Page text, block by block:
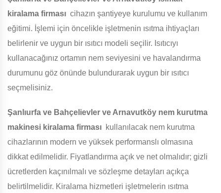
kiralama firması cihazın şantiyeye kurulumu ve kullanım
eğitimi. İşlemi için öncelikle işletmenin ısıtma ihtiyaçları
belirlenir ve uygun bir ısıtıcı modeli seçilir. Isıtıcıyı
kullanacağınız ortamın nem seviyesini ve havalandırma
durumunu göz önünde bulundurarak uygun bir ısıtıcı
seçmelisiniz.
Şanlıurfa ve Bahçelievler ve Arnavutköy nem kurutma
makinesi kiralama firması kullanılacak nem kurutma
cihazlarının modern ve yüksek performanslı olmasına
dikkat edilmelidir. Fiyatlandırma açık ve net olmalıdır; gizli
ücretlerden kaçınılmalı ve sözleşme detayları açıkça
belirtilmelidir. Kiralama hizmetleri işletmelerin ısıtma